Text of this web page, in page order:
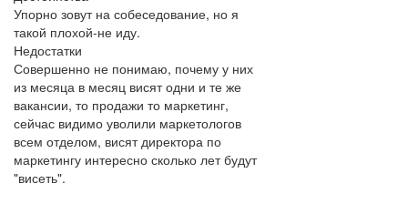
Упорно зовут на собеседование, но я
такой плохой-не иду.
Недостатки
Совершенно не понимаю, почему у них
из месяца в месяц висят одни и те же
вакансии, то продажи то маркетинг,
сейчас видимо уволили маркетологов
всем отделом, висят директора по
маркетингу интересно сколько лет будут
"висеть".